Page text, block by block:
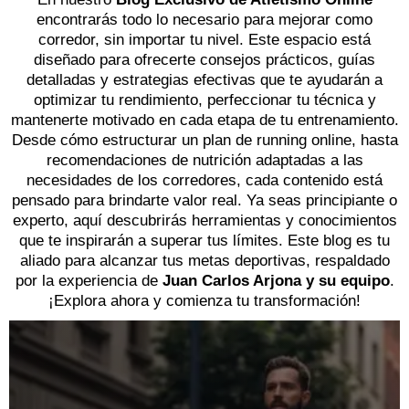
encontrarás todo lo necesario para mejorar como
corredor, sin importar tu nivel. Este espacio está
diseñado para ofrecerte consejos prácticos, guías
detalladas y estrategias efectivas que te ayudarán a
optimizar tu rendimiento, perfeccionar tu técnica y
mantenerte motivado en cada etapa de tu entrenamiento.
Desde cómo estructurar un plan de running online, hasta
recomendaciones de nutrición adaptadas a las
necesidades de los corredores, cada contenido está
pensado para brindarte valor real. Ya seas principiante o
experto, aquí descubrirás herramientas y conocimientos
que te inspirarán a superar tus límites. Este blog es tu
aliado para alcanzar tus metas deportivas, respaldado
por la experiencia de Juan Carlos Arjona y su equipo.
¡Explora ahora y comienza tu transformación!
Entrenar Las Transiciones En
Entrenamiento De Fuerza Para
El Entrenamiento De Intervalos
Para Ultramaratón: La Clave
Cómo Preparar Una Ultra De 100
Distancias Triatlón Sprint: Un